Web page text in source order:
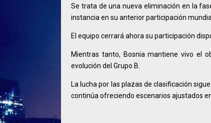
Se trata de una nueva eliminación en la
instancia en su anterior participación
El equipo cerrará ahora su participación
Mientras tanto, Bosnia mantiene vivo el
evolución del Grupo B.
La lucha por las plazas de clasificación
continúa ofreciendo escenarios ajustados